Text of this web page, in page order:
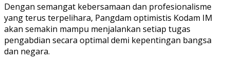
Dengan semangat kebersamaan dan profesionalisme
yang terus terpelihara, Pangdam optimistis Kodam IM
akan semakin mampu menjalankan setiap tugas
pengabdian secara optimal demi kepentingan bangsa
dan negara.